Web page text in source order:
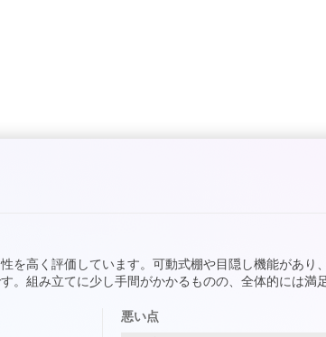
高く評価しています。可動式棚や目隠し機能があ
組み立てに少し手間がかかるものの、全体的には満
悪い点